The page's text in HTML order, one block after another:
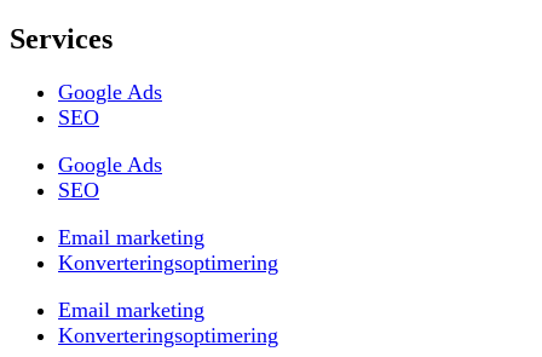
Services
Google Ads
SEO
Google Ads
SEO
Email marketing
Konverteringsoptimering
Email marketing
Konverteringsoptimering